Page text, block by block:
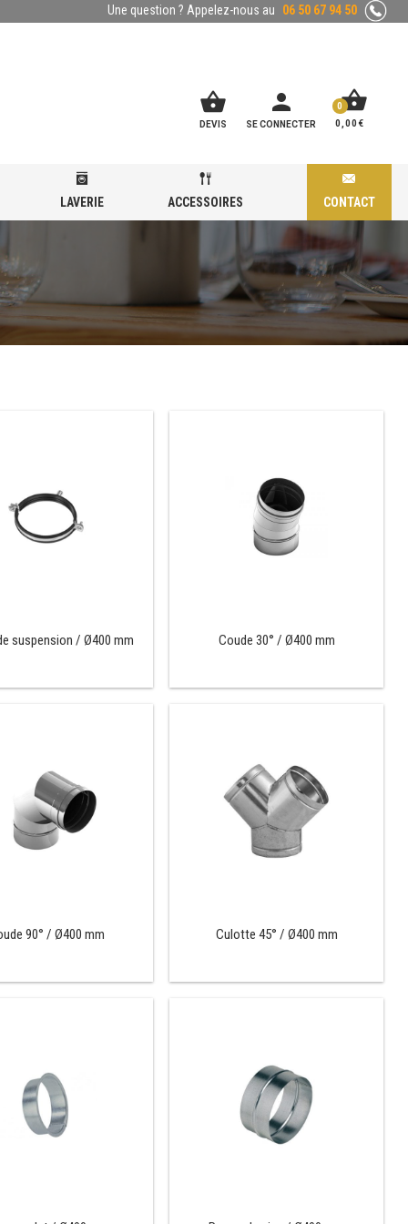
Une question ? Appelez-nous au 06 50 67 94 50
shopping_basket
DEVIS
person
SE CONNECTER
shopping_basket
0,00€
0
LAVERIE ACCESSOIRES CONTACT
suspension / Ø400 mm Coude 30° / Ø400 mm
90° / Ø400 mm Culotte 45° / Ø400 mm